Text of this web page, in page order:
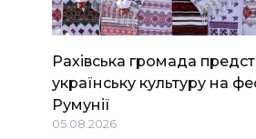
Рахівська громада
українську культуру на
Румунії
05.08.2026